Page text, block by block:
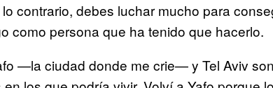
contrario, debes luchar mucho para
como persona que ha tenido que hacerlo.
—la ciudad donde me crie— y Tel Aviv